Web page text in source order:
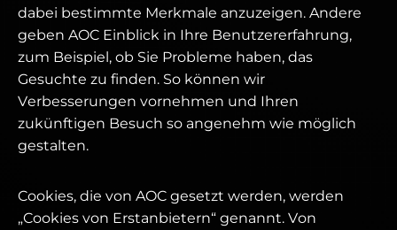
dabei bestimmte Merkmale anzuzeigen. Andere
geben AOC Einblick in Ihre Benutzererfahrung,
zum Beispiel, ob Sie Probleme haben, das
Gesuchte zu finden. So können wir
Verbesserungen vornehmen und Ihren
zukünftigen Besuch so angenehm wie möglich
gestalten.
Cookies, die von AOC gesetzt werden, werden
„Cookies von Erstanbietern“ genannt. Von